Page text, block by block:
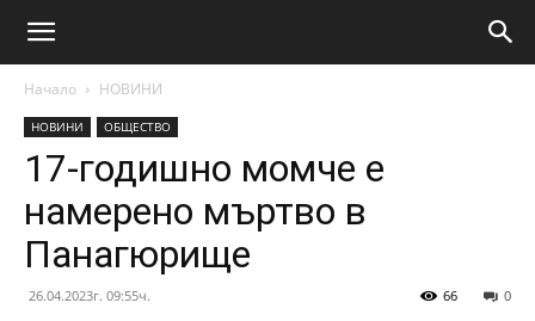
Начало НОВИНИ
НОВИНИ ОБЩЕСТВО
17-годишно момче е
намерено мъртво в
Панагюрище
26.04.2023г. 09:55ч. 0
66